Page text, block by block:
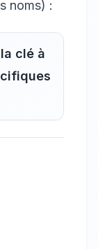
noms) :
clé à